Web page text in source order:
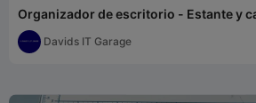
Organizador de escritorio - Estante y
Davids IT Garage